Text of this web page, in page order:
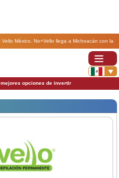
México. No+Vello llega a Michoacán con la
nueva franquicia.
opciones de invertir